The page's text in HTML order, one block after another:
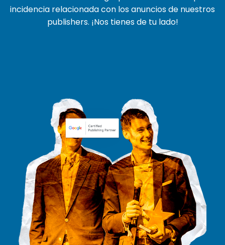
incidencia relacionada con los anuncios de nuestros
publishers. ¡Nos tienes de tu lado!